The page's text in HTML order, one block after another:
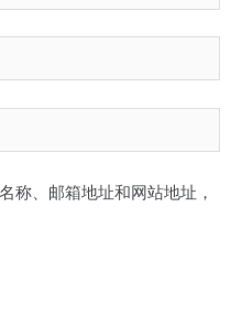
称、邮箱地址和网站地址，